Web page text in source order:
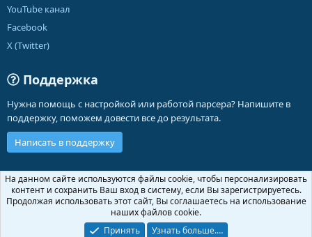
YouTube канал
Facebook
X (Twitter)
Поддержка
Нужна помощь с настройкой или работой парсера? Напишите в
поддержку, поможем довести все до результата.
Написать в поддержку
Russian (RU)
Обратная связь
Условия и правила
Политика конфиденциальности
Помощь
Community platform by XenForo ® © 2010-2026 XenForo Ltd.
На данном сайте используются файлы cookie, чтобы персонализировать
контент и сохранить Ваш вход в систему, если Вы зарегистрируетесь.
Продолжая использовать этот сайт, Вы соглашаетесь на использование
наших файлов cookie.
Принять
Узнать больше.…